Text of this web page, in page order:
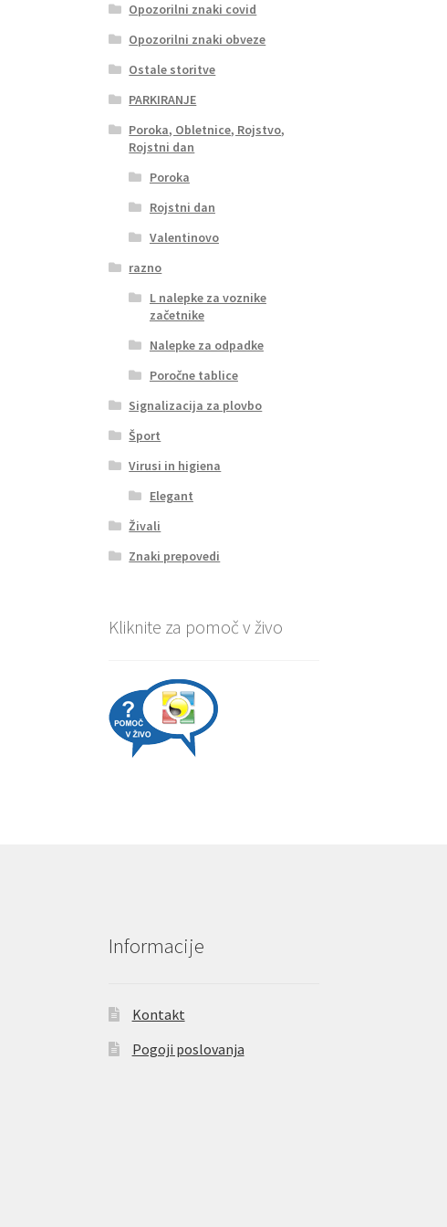
Opozorilni znaki covid
Opozorilni znaki obveze
Ostale storitve
PARKIRANJE
Poroka, Obletnice, Rojstvo,
Rojstni dan
Poroka
Rojstni dan
Valentinovo
razno
L nalepke za voznike
začetnike
Nalepke za odpadke
Poročne tablice
Signalizacija za plovbo
Šport
Virusi in higiena
Elegant
Živali
Znaki prepovedi
Kliknite za pomoč v živo
Informacije
Kontakt
Pogoji poslovanja